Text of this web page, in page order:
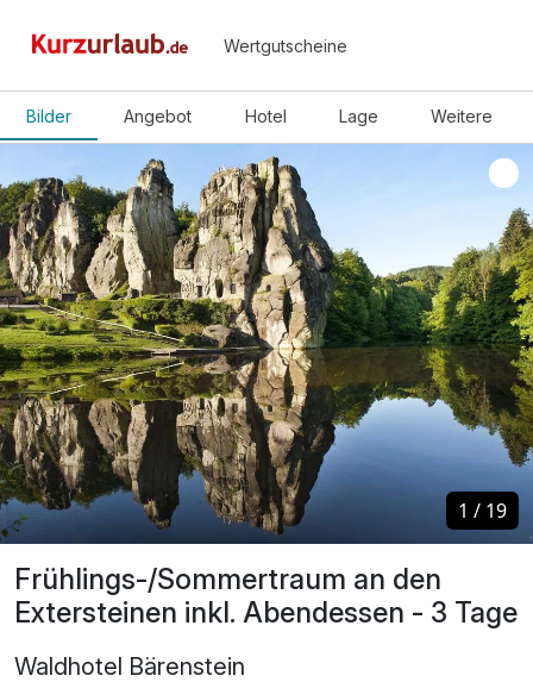
Wertgutscheine
Bilder Angebot Hotel Lage Weitere
Frühlings-/Sommertraum an den
Extersteinen inkl. Abendessen - 3 Tage
Waldhotel Bärenstein
1 / 19
1 / 19